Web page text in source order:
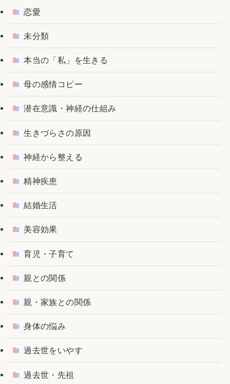
恋愛
未分類
本当の「私」を生きる
母の感情コピー
潜在意識・神経の仕組み
生きづらさの原因
神経から整える
精神疾患
結婚生活
美容効果
育児・子育て
親との関係
親・家族との関係
身体の悩み
過去世をいやす
過去世・先祖